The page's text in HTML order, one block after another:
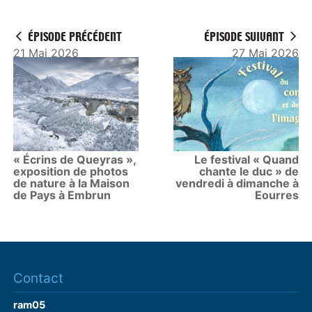
ÉPISODE PRÉCÉDENT
21 Mai 2026
« Écrins de Queyras »,
exposition de photos
de nature à la Maison
de Pays à Embrun
ÉPISODE SUIVANT
27 Mai 2026
Le festival « Quand
chante le duc » de
vendredi à dimanche à
Eourres
Contact
ram05